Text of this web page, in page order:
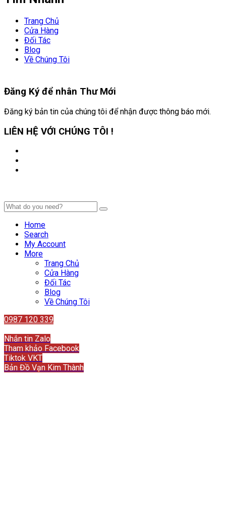
Trang Chủ
Cửa Hàng
Đối Tác
Blog
Về Chúng Tôi
Đăng Ký để nhân Thư Mới
Đăng ký bản tin của chúng tôi để nhận được thông báo mới.
LIÊN HỆ VỚI CHÚNG TÔI !
Home
Search
My Account
More
Trang Chủ
Cửa Hàng
Đối Tác
Blog
Về Chúng Tôi
0987 120 339
Nhắn tin Zalo
Tham khảo Facebook
Tiktok VKT
Bản Đồ Vạn Kim Thành